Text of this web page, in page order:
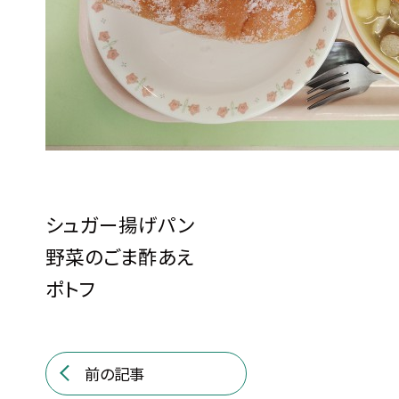
シュガー揚げパン
野菜のごま酢あえ
ポトフ
前の記事